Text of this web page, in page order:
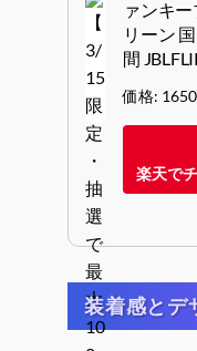
ァンキ
リーン
間
価格:
楽天で
装着感とデ